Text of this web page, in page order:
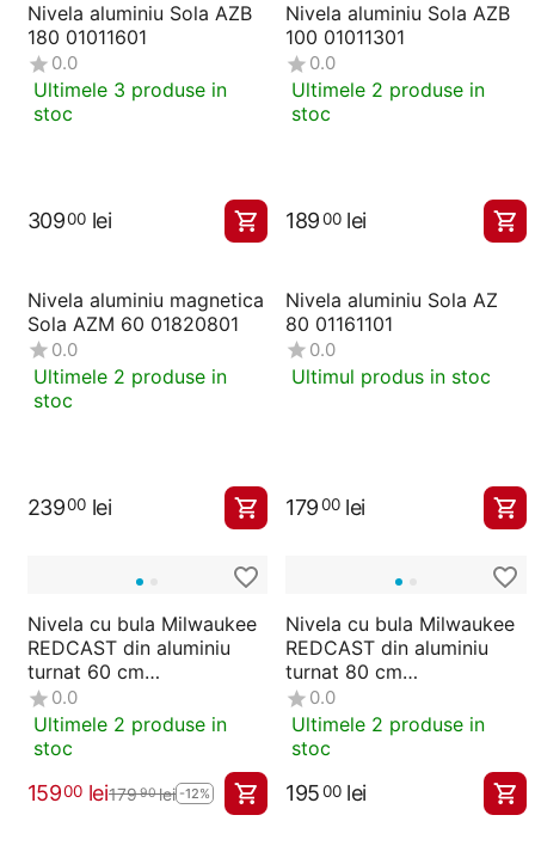
Nivela aluminiu Sola AZB
180 01011601
0.0
Ultimele 3 produse in
stoc
30900 lei
Nivela aluminiu Sola AZB
100 01011301
0.0
Ultimele 2 produse in
stoc
18900 lei
Nivela aluminiu magnetica
Sola AZM 60 01820801
0.0
Ultimele 2 produse in
stoc
23900 lei
Nivela aluminiu Sola AZ
80 01161101
0.0
Ultimul produs in stoc
17900 lei
Nivela cu bula Milwaukee
REDCAST din aluminiu
turnat 60 cm
4932459098
0.0
Ultimele 2 produse in
stoc
15900 lei17990lei -12%
Nivela cu bula Milwaukee
REDCAST din aluminiu
turnat 80 cm
4932459099
0.0
Ultimele 2 produse in
stoc
19500 lei